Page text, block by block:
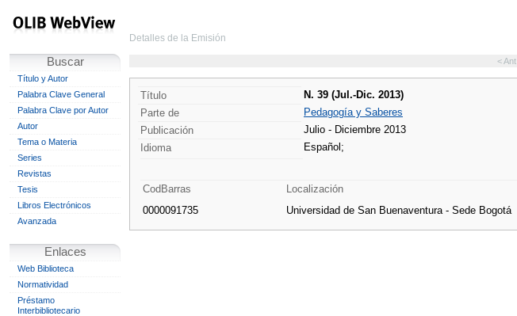
Buscar
Título y Autor
Palabra Clave General
Palabra Clave por Autor
Autor
Tema o Materia
Series
Revistas
Tesis
Libros Electrónicos
Avanzada
Enlaces
Web Biblioteca
Normatividad
Préstamo
Interbibliotecario
Detalles de la Emisión
< Ant.
Título N. 39 (Jul.-Dic. 2013)
Parte de
Pedagogía y Saberes
Publicación
Julio - Diciembre 2013
Idioma
Español;
CodBarras
Localización
0000091735
Universidad de San Buenaventura - Sede Bogotá